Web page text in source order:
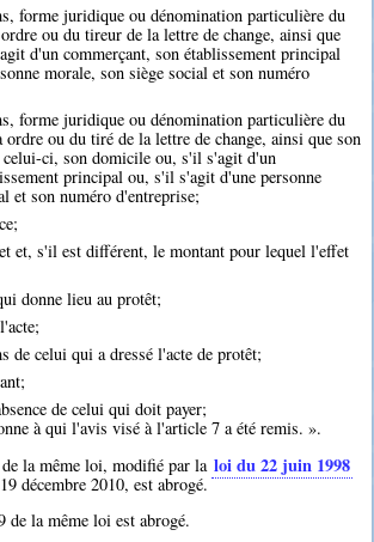
forme juridique ou dénomination particulière du
ou du tireur de la lettre de change, ainsi que
d'un commerçant, son établissement principal
morale, son siège social et son numéro
forme juridique ou dénomination particulière du
ou du tiré de la lettre de change, ainsi que son
celui-ci, son domicile ou, s'il s'agit d'un
principal ou, s'il s'agit d'une personne
et son numéro d'entreprise;
et, s'il est différent, le montant pour lequel l'effet
donne lieu au protêt;
de celui qui a dressé l'acte de protêt;
de celui qui doit payer;
à qui l'avis visé à l'article 7 a été remis. ».
la même loi, modifié par la loi du 22 juin 1998
décembre 2010, est abrogé.
de la même loi est abrogé.